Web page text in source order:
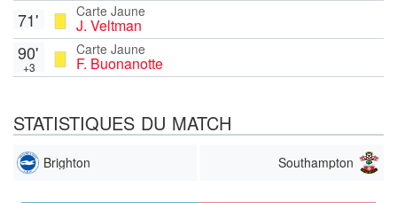
Carte Jaune
J. Veltman
71'
Carte Jaune
F. Buonanotte
90'
+3
STATISTIQUES DU MATCH
Brighton Southampton